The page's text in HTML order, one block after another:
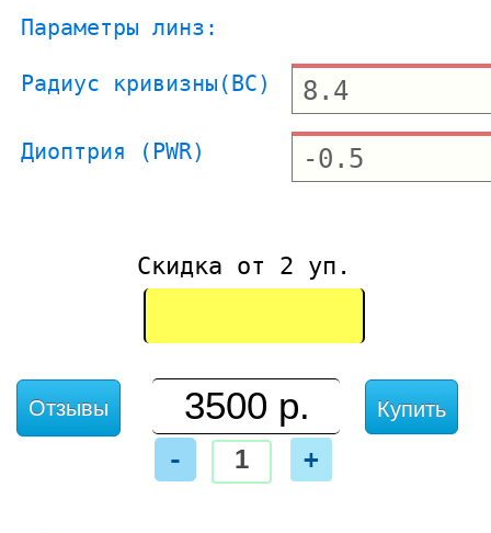
Параметры линз:
Радиус кривизны(BC)
Диоптрия (PWR)
Скидка от 2 уп.
Отзывы
- +
Купить